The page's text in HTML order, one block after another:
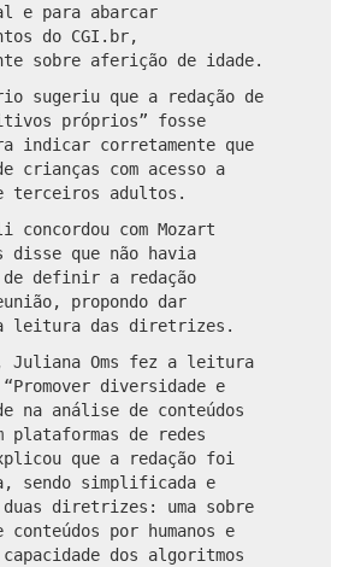
e para abarcar
do CGI.br,
sobre aferição de idade.
sugeriu que a redação de
próprios” fosse
indicar corretamente que
crianças com acesso a
terceiros adultos.
concordou com Mozart
disse que não havia
de definir a redação
propondo dar
leitura das diretrizes.
Juliana Oms fez a leitura
diversidade e
na análise de conteúdos
plataformas de redes
que a redação foi
sendo simplificada e
diretrizes: uma sobre
conteúdos por humanos e
dos algoritmos